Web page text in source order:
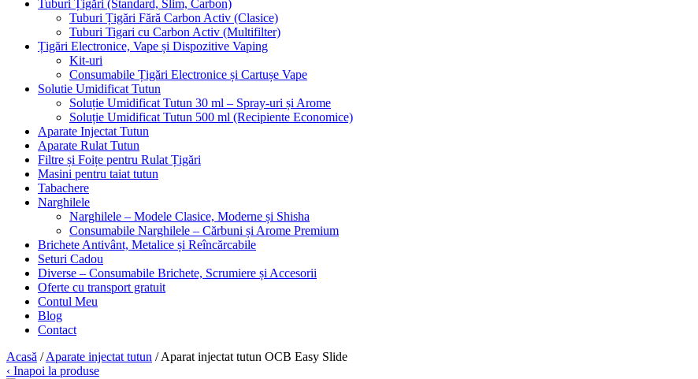
Tuburi Țigări (Standard, Slim, Carbon)
Tuburi Țigări Fără Carbon Activ (Clasice)
Tuburi Tigari cu Carbon Activ (Multifilter)
Țigări Electronice, Vape și Dispozitive Vaping
Kit-uri
Consumabile Țigări Electronice și Cartușe Vape
Solutie Umidificat Tutun
Soluție Umidificat Tutun 30 ml – Spray-uri și Arome
Soluție Umidificat Tutun 500 ml (Recipiente Economice)
Aparate Injectat Tutun
Aparate Rulat Tutun
Filtre și Foițe pentru Rulat Țigări
Masini pentru taiat tutun
Tabachere
Narghilele
Narghilele – Modele Clasice, Moderne și Shisha
Consumabile Narghilele – Cărbuni și Arome Premium
Brichete Antivânt, Metalice și Reîncărcabile
Seturi Cadou
Diverse – Consumabile Brichete, Scrumiere și Accesorii
Oferte cu transport gratuit
Contul Meu
Blog
Contact
Acasă /Aparate injectat tutun / Aparat injectat tutun OCB Easy Slide
‹ Inapoi la produse